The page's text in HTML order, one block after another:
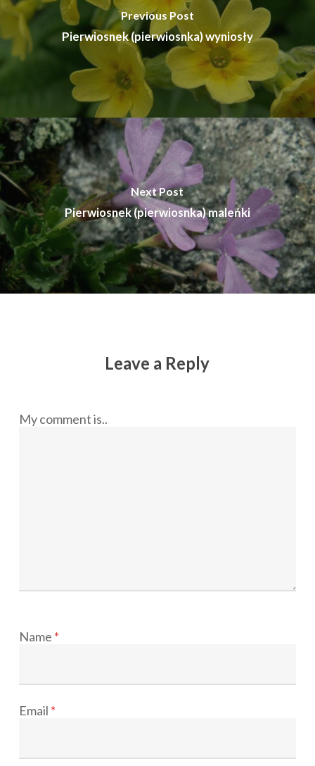
Previous Post
Pierwiosnek (pierwiosnka) wyniosły
Next Post
Pierwiosnek (pierwiosnka) maleńki
Leave a Reply
My comment is..
Name *
Email *